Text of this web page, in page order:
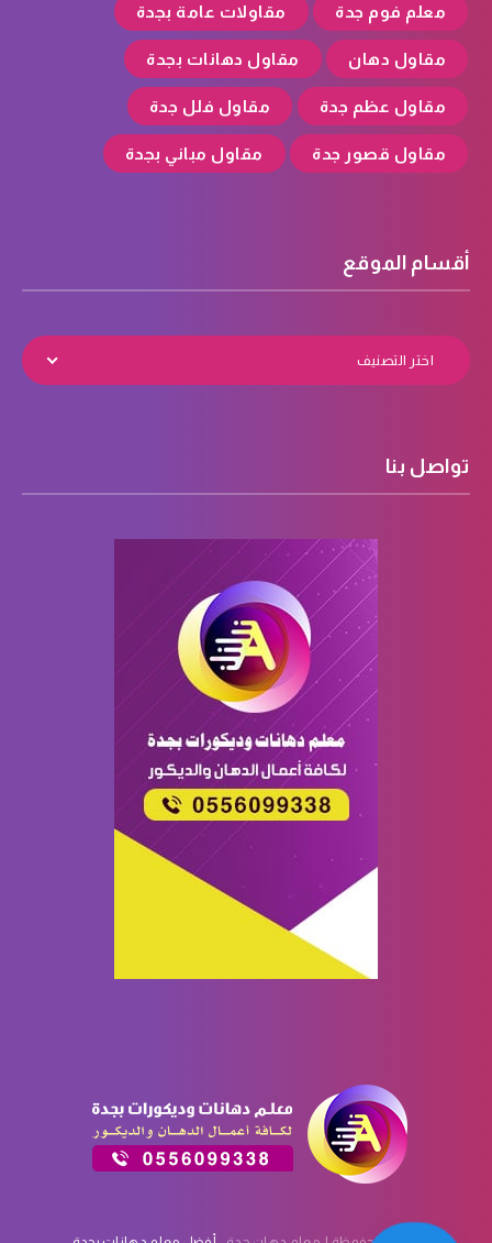
معلم فوم جدة مقاولات عامة بجدة
مقاول دهان مقاول دهانات بجدة
مقاول عظم جدة مقاول فلل جدة
مقاول قصور جدة مقاول مباني بجدة
أقسام الموقع
اختر التصنيف
تواصل بنا